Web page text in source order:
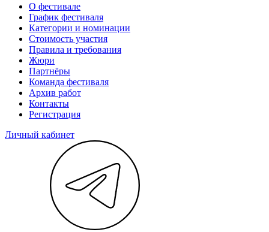
О фестивале
График фестиваля
Категории и номинации
Стоимость участия
Правила и требования
Жюри
Партнёры
Команда фестиваля
Архив работ
Контакты
Регистрация
Личный кабинет